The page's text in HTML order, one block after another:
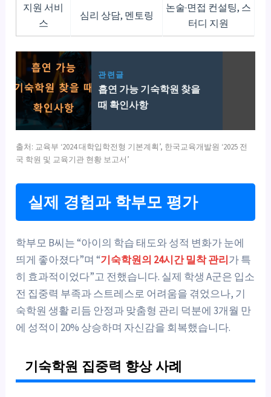
지원 서비
스
심리 상담, 멘토링
논술·면접 컨설팅, 스
터디 지원
관련글
흡연 가능 기숙학원 찾을
때 확인사항
출처: 교육부 ‘2024 대학입학전형 기본계획’, 한국교육개발원 ‘2025 전
국 학원 및 교육기관 현황 보고서’
실제 경험과 학부모 평가
학부모 B씨는 “아이의 학습 태도와 성적 변화가 눈에
띄게 좋아졌다”며 “기숙학원의 24시간 밀착 관리가 특
히 효과적이었다”고 전했습니다. 실제 학생 A군은 입소
전 집중력 부족과 스트레스로 어려움을 겪었으나, 기
숙학원 생활 리듬 안정과 맞춤형 관리 덕분에 3개월 만
에 성적이 20% 상승하며 자신감을 회복했습니다.
기숙학원 집중력 향상 사례